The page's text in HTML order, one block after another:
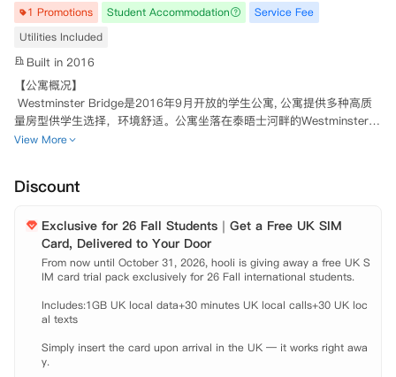
1 Promotions Student Accommodation
Service Fee
Utilities Included
Built in 2016
【公寓概况】
Westminster Bridge是2016年9月开放的学生公寓, 公寓提供多种高质
量房型供学生选择，环境舒适。公寓坐落在泰晤士河畔的Westminster B
ridge以东，风景优美，地理位置优越，可欣赏到伦敦眼、大本钟等伦敦
和最近的重要交通站点。
需求和预算，然而，无论您选择哪一种房间，都可以确保拥有高标准的入
住体验。所有的床都配有一个高品质的记忆棉床垫，可以让您拥有高质量
睡眠。每个房间都配有豪华的地暖设备，由房间内的独立恒温器控制，在
冬季为您保暖。整栋公寓都覆盖75MB高速网络WIFI，使您随时随地可以
拿出电脑在网上冲浪。此外，所有房间都配备了齐全的家具、学习区以及
充足的储物空间，可以根据自己的喜好选择共享厨房还是独立厨房的房
非常适合结交朋友。Penthouse Studio和Luxury Studio单人独立套房位
于公寓顶层，不仅可以拥有自己的私人厨房，还可以欣赏伦敦惊人景色。
View More
Discount
Exclusive for 26 Fall Students｜Get a Free UK SIM
Card, Delivered to Your Door
From now until October 31, 2026, hooli is giving away a free UK S
IM card trial pack exclusively for 26 Fall international students.
Includes:1GB UK local data+30 minutes UK local calls+30 UK loc
al texts
Simply insert the card upon arrival in the UK — it works right awa
y.